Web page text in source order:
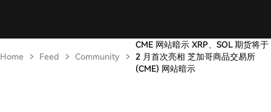
Home Feed Community
CME 网站暗示 XRP、SOL 期货将于
2 月首次亮相 芝加哥商品交易所
(CME) 网站暗示